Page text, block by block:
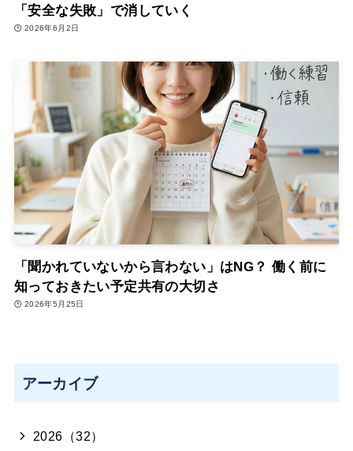
「安全な失敗」で消していく
2026年6月2日
「聞かれていないから言わない」はNG？ 働く前に
知っておきたい予定共有の大切さ
2026年5月25日
アーカイブ
2026（32）